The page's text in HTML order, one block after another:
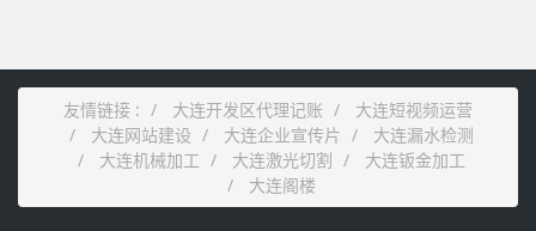
友情链接 : 大连开发区代理记账
大连短视频运营
大连网站建设
大连企业宣传片
大连漏水检测
大连机械加工
大连激光切割
大连钣金加工
大连阁楼